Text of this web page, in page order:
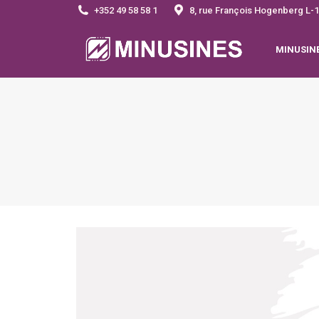
+352 49 58 58 1 8, rue François Hogenberg L-